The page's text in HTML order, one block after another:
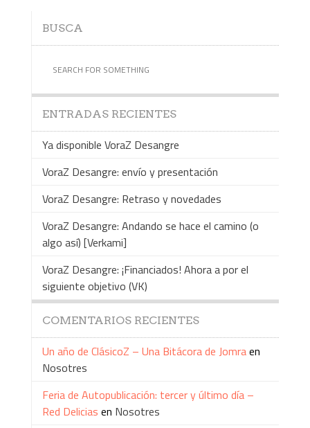
BUSCA
ENTRADAS RECIENTES
Ya disponible VoraZ Desangre
VoraZ Desangre: envío y presentación
VoraZ Desangre: Retraso y novedades
VoraZ Desangre: Andando se hace el camino (o
algo así) [Verkami]
VoraZ Desangre: ¡Financiados! Ahora a por el
siguiente objetivo (VK)
COMENTARIOS RECIENTES
Un año de ClásicoZ – Una Bitácora de Jomraen
Nosotres
Feria de Autopublicación: tercer y último día –
Red Delicias en Nosotres